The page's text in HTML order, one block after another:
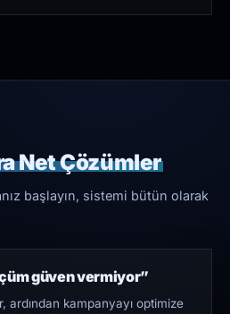
Net Çözümler
başlayın, sistemi bütün olarak
güven vermiyor”
ardından kampanyayı optimize